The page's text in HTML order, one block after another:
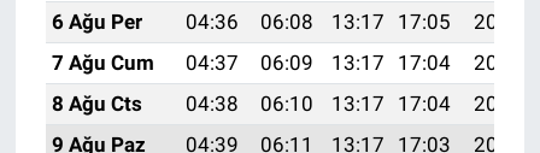
6 Ağu Per
04:36 06:08 13:17 17:05
20:16
7 Ağu Cum
04:37 06:09 13:17 17:04
20:15
8 Ağu Cts
04:38 06:10 13:17 17:04
20:14
9 Ağu Paz
04:39 06:11 13:17 17:03
20:13